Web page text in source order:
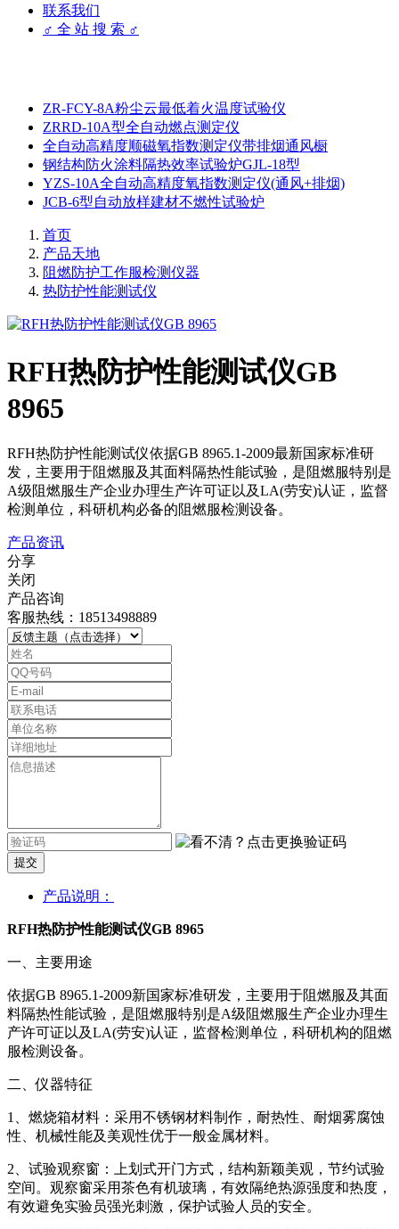
联系我们
♂ 全 站 搜 索 ♂
ZR-FCY-8A粉尘云最低着火温度试验仪
ZRRD-10A型全自动燃点测定仪
全自动高精度顺磁氧指数测定仪带排烟通风橱
钢结构防火涂料隔热效率试验炉GJL-18型
YZS-10A全自动高精度氧指数测定仪(通风+排烟)
JCB-6型自动放样建材不燃性试验炉
首页
产品天地
阻燃防护工作服检测仪器
热防护性能测试仪
RFH热防护性能测试仪GB
8965
RFH热防护性能测试仪依据GB 8965.1-2009最新国家标准研
发，主要用于阻燃服及其面料隔热性能试验，是阻燃服特别是
A级阻燃服生产企业办理生产许可证以及LA(劳安)认证，监督
检测单位，科研机构必备的阻燃服检测设备。
产品资讯
分享
关闭
产品咨询
客服热线：18513498889
提交
产品说明：
RFH热防护性能测试仪GB 8965
一、主要用途
依据GB 8965.1-2009新国家标准研发，主要用于阻燃服及其面
料隔热性能试验，是阻燃服特别是A级阻燃服生产企业办理生
产许可证以及LA(劳安)认证，监督检测单位，科研机构的阻燃
服检测设备。
二、仪器特征
1、燃烧箱材料：采用不锈钢材料制作，耐热性、耐烟雾腐蚀
性、机械性能及美观性优于一般金属材料。
2、试验观察窗：上划式开门方式，结构新颖美观，节约试验
空间。观察窗采用茶色有机玻璃，有效隔绝热源强度和热度，
有效避免实验员强光刺激，保护试验人员的安全。